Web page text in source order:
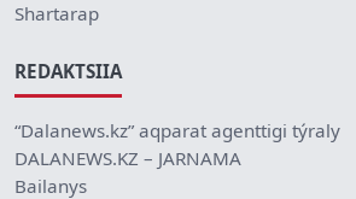
Shartarap
REDAKTSIIA
“Dalanews.kz” aqparat agenttigi týraly
DALANEWS.KZ – JARNAMA
Bailanys